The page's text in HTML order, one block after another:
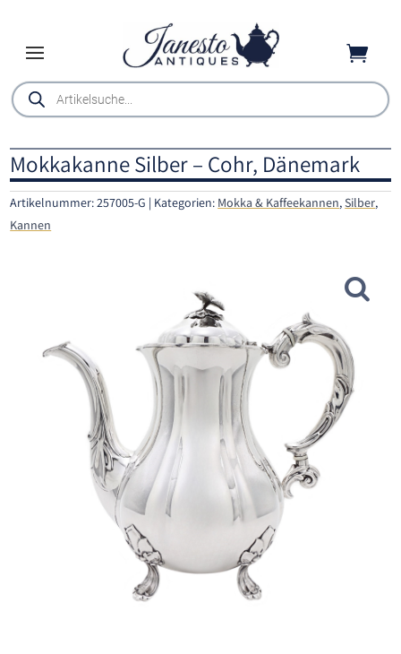

Products
search
Mokkakanne Silber – Cohr, Dänemark
Artikelnummer:257005-G Kategorien: Mokka & Kaffeekannen,Silber,
Kannen